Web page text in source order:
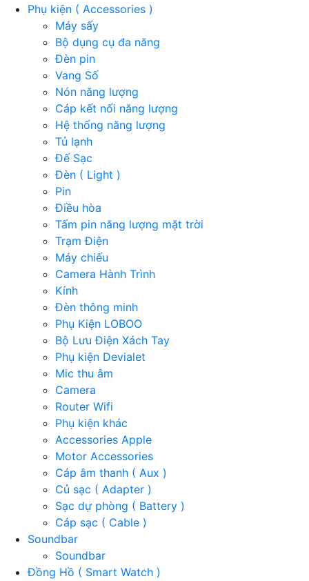
Phụ kiện ( Accessories )
Máy sấy
Bộ dụng cụ đa năng
Đèn pin
Vang Số
Nón năng lượng
Cáp kết nối năng lượng
Hệ thống năng lượng
Tủ lạnh
Đế Sạc
Đèn ( Light )
Pin
Điều hòa
Tấm pin năng lượng mặt trời
Trạm Điện
Máy chiếu
Camera Hành Trình
Kính
Đèn thông minh
Phụ Kiện LOBOO
Bộ Lưu Điện Xách Tay
Phụ kiện Devialet
Mic thu âm
Camera
Router Wifi
Phụ kiện khác
Accessories Apple
Motor Accessories
Cáp âm thanh ( Aux )
Củ sạc ( Adapter )
Sạc dự phòng ( Battery )
Cáp sạc ( Cable )
Soundbar
Soundbar
Đồng Hồ ( Smart Watch )